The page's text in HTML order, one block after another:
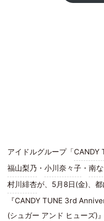
アイドルグループ「CANDY
福山梨乃 ・ 小川奈々子 ・ 南
村川緋杏が、5月8日(金)、
『CANDY TUNE 3rd
(シュガー アンド ヒューズ)